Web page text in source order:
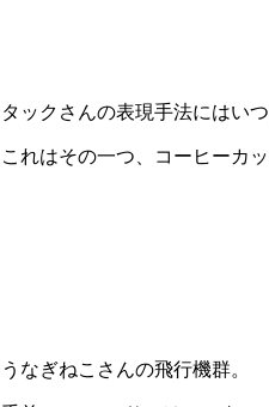
タックさんの表現手法にはい
これはその一つ、コーヒーカ
うなぎねこさんの飛行機群。